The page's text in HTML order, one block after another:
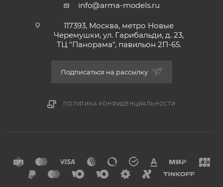
info@arma-models.ru
117393, Москва, метро Новые
Черемушки, ул. Гарибальди, д. 23,
ТЦ "Панорама", павильон 2П-65.
Подписаться на рассылку
ПОЛИТИКА КОНФИДЕНЦИАЛЬНОСТИ